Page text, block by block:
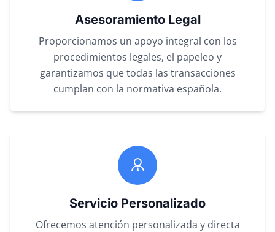
Asesoramiento Legal
Proporcionamos un apoyo integral con los
procedimientos legales, el papeleo y
garantizamos que todas las transacciones
cumplan con la normativa española.
Servicio Personalizado
Ofrecemos atención personalizada y directa